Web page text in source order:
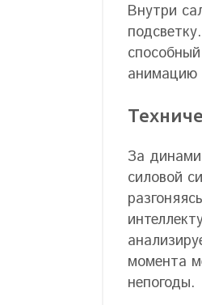
Внутри
анимацию
За
силовой
момента
непогоды.